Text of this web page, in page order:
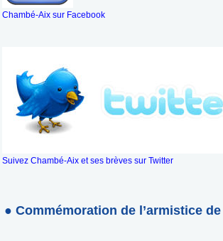
Chambé-Aix sur Facebook
Suivez Chambé-Aix et ses brèves sur Twitter
● Commémoration de l’armistice de